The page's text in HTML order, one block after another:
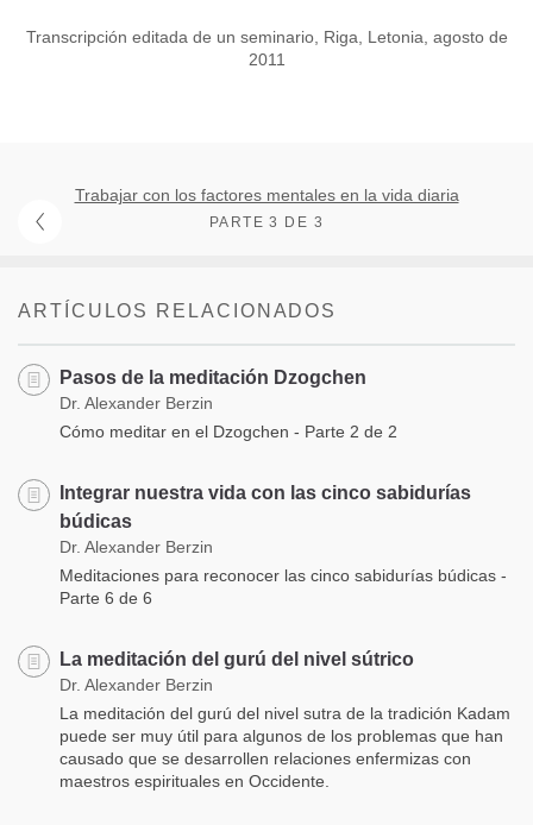
Transcripción editada de un seminario, Riga, Letonia, agosto de
2011
Trabajar con los factores mentales en la vida diaria
PARTE 3 DE 3
ARTÍCULOS RELACIONADOS
Pasos de la meditación Dzogchen
Dr. Alexander Berzin
Cómo meditar en el Dzogchen - Parte 2 de 2
Integrar nuestra vida con las cinco sabidurías
búdicas
Dr. Alexander Berzin
Meditaciones para reconocer las cinco sabidurías búdicas -
Parte 6 de 6
La meditación del gurú del nivel sútrico
Dr. Alexander Berzin
La meditación del gurú del nivel sutra de la tradición Kadam
puede ser muy útil para algunos de los problemas que han
causado que se desarrollen relaciones enfermizas con
maestros espirituales en Occidente.